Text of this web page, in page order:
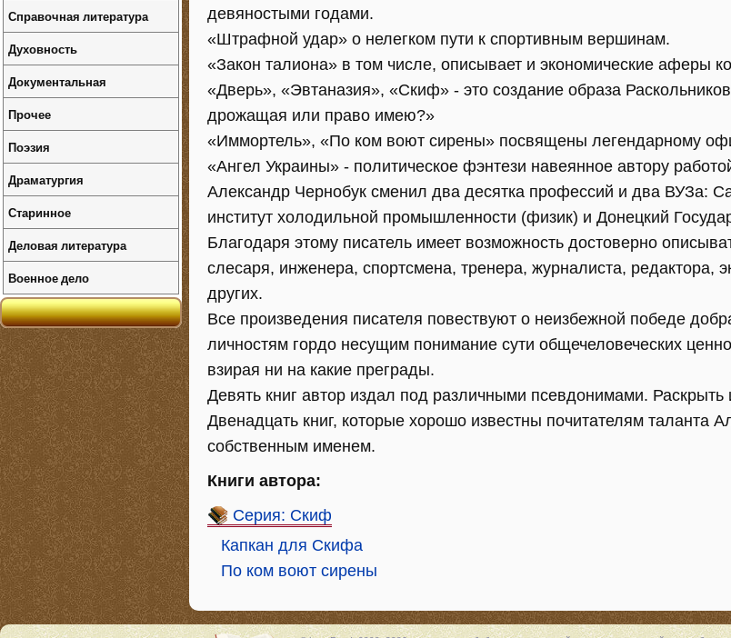
девяностыми годами.
«Штрафной удар» о нелегком пути к спортивным вершинам.
«Закон талиона» в том числе, описывает и экономические аферы
«Дверь», «Эвтаназия», «Скиф» - это создание образа
дрожащая или право имею?»
«Иммортель», «По ком воют сирены» посвящены легендарному
«Ангел Украины» - политическое фэнтези навеянное автору
Александр Чернобук сменил два десятка профессий и два ВУЗа:
институт холодильной промышленности (физик) и Донецкий
Благодаря этому писатель имеет возможность достоверно
слесаря, инженера, спортсмена, тренера, журналиста, редактора,
других.
Все произведения писателя повествуют о неизбежной победе
личностям гордо несущим понимание сути общечеловеческих
взирая ни на какие преграды.
Девять книг автор издал под различными псевдонимами. Раскрыть
Двенадцать книг, которые хорошо известны почитателям таланта
собственным именем.
Книги автора:
Серия: Скиф
Капкан для Скифа
По ком воют сирены
Справочная литература
Духовность
Документальная
Прочее
Поэзия
Драматургия
Старинное
Деловая литература
Военное дело